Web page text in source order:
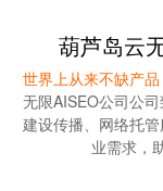
葫芦岛云
世界上从来不缺产品
无限AISEO公司公
建设传播、网络托
业需求，